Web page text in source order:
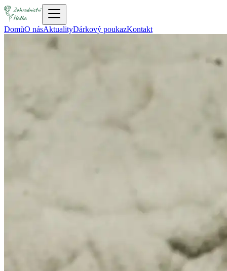
DomůO násAktualityDárkový poukazKontakt